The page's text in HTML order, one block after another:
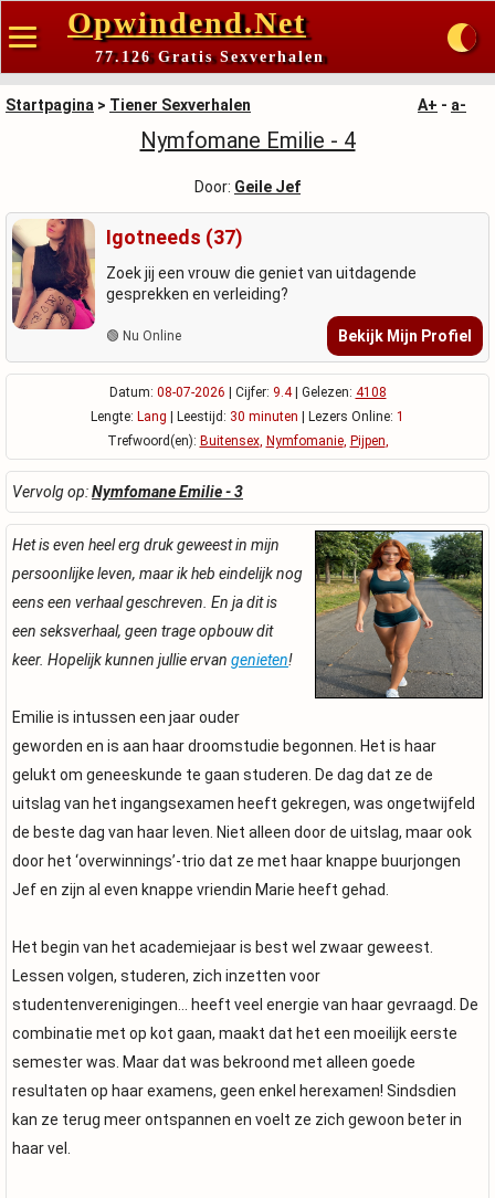
Opwindend.Net
77.126 Gratis Sexverhalen
Startpagina > Tiener Sexverhalen A+ - a-
Nymfomane Emilie - 4
Door: Geile Jef
Igotneeds (37)
Zoek jij een vrouw die geniet van uitdagende
gesprekken en verleiding?
🟢 Nu Online Bekijk Mijn Profiel
Datum: 08-07-2026 | Cijfer: 9.4| Gelezen: 4108
Lengte: Lang | Leestijd: 30 minuten | Lezers Online: 1
Trefwoord(en): Buitensex, Nymfomanie, Pijpen,
Vervolg op:Nymfomane Emilie - 3
Het is even heel erg druk geweest in mijn
persoonlijke leven, maar ik heb eindelijk nog
eens een verhaal geschreven. En ja dit is
een seksverhaal, geen trage opbouw dit
keer. Hopelijk kunnen jullie ervan genieten!
Emilie is intussen een jaar ouder
geworden en is aan haar droomstudie begonnen. Het is haar
gelukt om geneeskunde te gaan studeren. De dag dat ze de
uitslag van het ingangsexamen heeft gekregen, was ongetwijfeld
de beste dag van haar leven. Niet alleen door de uitslag, maar ook
door het ‘overwinnings’-trio dat ze met haar knappe buurjongen
Jef en zijn al even knappe vriendin Marie heeft gehad.
Het begin van het academiejaar is best wel zwaar geweest.
Lessen volgen, studeren, zich inzetten voor
studentenverenigingen… heeft veel energie van haar gevraagd. De
combinatie met op kot gaan, maakt dat het een moeilijk eerste
semester was. Maar dat was bekroond met alleen goede
resultaten op haar examens, geen enkel herexamen! Sindsdien
kan ze terug meer ontspannen en voelt ze zich gewoon beter in
haar vel.